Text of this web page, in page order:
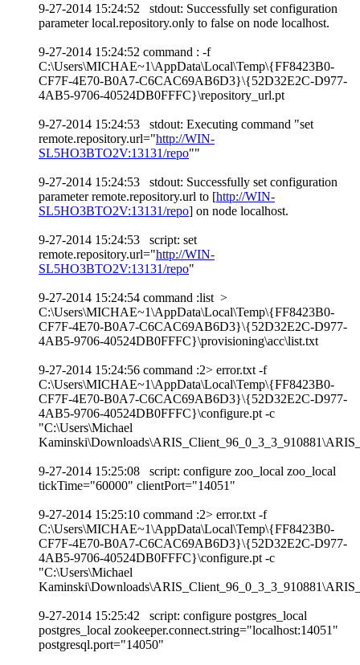
9-27-2014 15:24:52 stdout: Successfully set configuration
parameter local.repository.only to false on node localhost.
9-27-2014 15:24:52 command : -f
C:\Users\MICHAE~1\AppData\Local\Temp\{FF8423B0-
CF7F-4E70-B0A7-C6CAC69AB6D3}\{52D32E2C-D977-
4AB5-9706-40524DB0FFFC}\repository_url.pt
9-27-2014 15:24:53 stdout: Executing command "set
remote.repository.url="http://WIN-
SL5HO3BTO2V:13131/repo""
9-27-2014 15:24:53 stdout: Successfully set configuration
parameter remote.repository.url to [http://WIN-
SL5HO3BTO2V:13131/repo] on node localhost.
9-27-2014 15:24:53 script: set
remote.repository.url="http://WIN-
SL5HO3BTO2V:13131/repo"
9-27-2014 15:24:54 command :list >
C:\Users\MICHAE~1\AppData\Local\Temp\{FF8423B0-
CF7F-4E70-B0A7-C6CAC69AB6D3}\{52D32E2C-D977-
4AB5-9706-40524DB0FFFC}\provisioning\acc\list.txt
9-27-2014 15:24:56 command :2> error.txt -f
C:\Users\MICHAE~1\AppData\Local\Temp\{FF8423B0-
CF7F-4E70-B0A7-C6CAC69AB6D3}\{52D32E2C-D977-
4AB5-9706-40524DB0FFFC}\configure.pt -c
"C:\Users\Michael
9-27-2014 15:25:08 script: configure zoo_local zoo_local
tickTime="60000" clientPort="14051"
9-27-2014 15:25:10 command :2> error.txt -f
C:\Users\MICHAE~1\AppData\Local\Temp\{FF8423B0-
CF7F-4E70-B0A7-C6CAC69AB6D3}\{52D32E2C-D977-
4AB5-9706-40524DB0FFFC}\configure.pt -c
"C:\Users\Michael
9-27-2014 15:25:42 script: configure postgres_local
postgres_local zookeeper.connect.string="localhost:14051"
postgresql.port="14050"